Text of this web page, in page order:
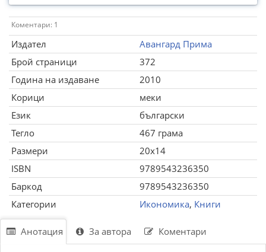
Коментари: 1
Издател
Авангард Прима
Брой страници
372
Година на издаване
2010
Корици
меки
Език
български
Тегло
467 грама
Размери
20x14
ISBN
9789543236350
Баркод
9789543236350
Категории
Икономика, Книги
Анотация За автора Коментари